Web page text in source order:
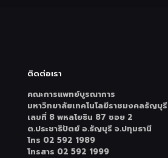
ติดต่อเรา
คณะการแพทย์บูรณาการ
มหาวิทยาลัยเทคโนโลยีราชมงคลธัญบุรี
เลขที่ 8 พหลโยธิน 87 ซอย 2
ต.ประชาธิปัตย์ อ.ธัญบุรี จ.ปทุมธานี
โทร 02 592 1989
โทรสาร 02 592 1999